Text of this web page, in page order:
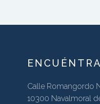
Calle Romangordo
10300 Navalmoral